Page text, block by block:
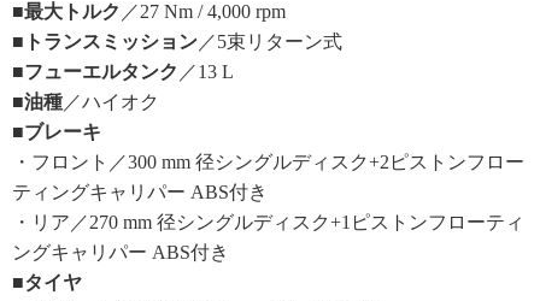
■最大トルク ／27 Nm / 4,000 rpm
■トランスミッション ／5束リターン式
■フューエルタンク ／13 L
■油種 ／ハイオク
■ブレーキ
・フロント／300 mm 径シングルディスク+2ピストンフロー
ティングキャリパー ABS付き
・リア／270 mm 径シングルディスク+1ピストンフローティ
ングキャリパー ABS付き
■タイヤ